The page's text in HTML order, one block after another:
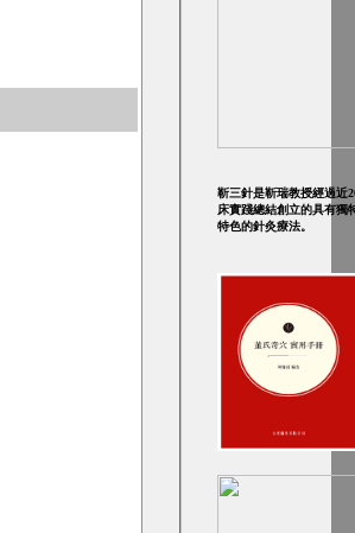
靳三針是靳瑞教授經過近
床實踐總結創立的具有獨
特色的針灸療法。